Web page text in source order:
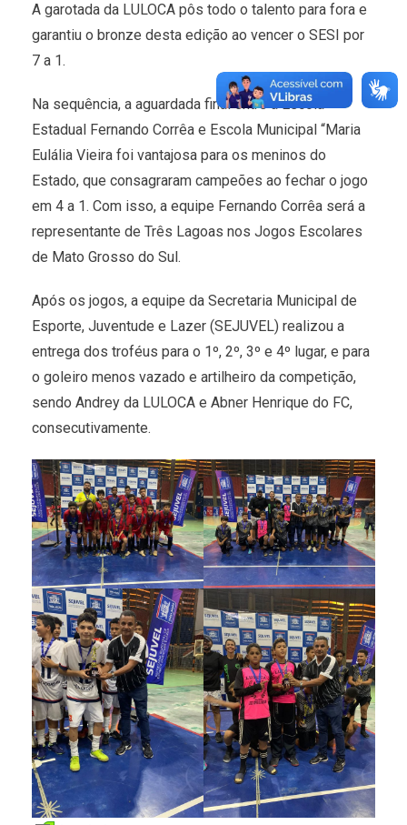
A garotada da LULOCA pôs todo o talento para fora e
garantiu o bronze desta edição ao vencer o SESI por
7 a 1.
Na sequência, a aguardada final entre a Escola
Estadual Fernando Corrêa e Escola Municipal “Maria
Eulália Vieira foi vantajosa para os meninos do
Estado, que consagraram campeões ao fechar o jogo
em 4 a 1. Com isso, a equipe Fernando Corrêa será a
representante de Três Lagoas nos Jogos Escolares
de Mato Grosso do Sul.
Após os jogos, a equipe da Secretaria Municipal de
Esporte, Juventude e Lazer (SEJUVEL) realizou a
entrega dos troféus para o 1º, 2º, 3º e 4º lugar, e para
o goleiro menos vazado e artilheiro da competição,
sendo Andrey da LULOCA e Abner Henrique do FC,
consecutivamente.